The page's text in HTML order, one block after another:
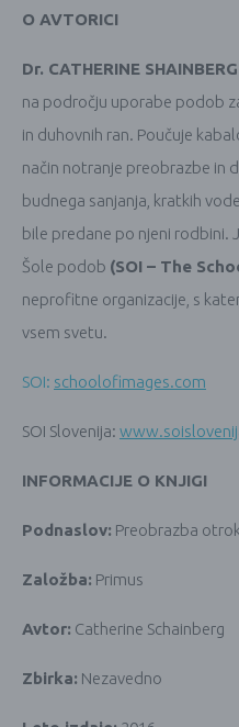
O AVTORICI
Dr. CATHERINE SHAINBERG
na področju uporabe podob
in duhovnih ran. Poučuje
način notranje preobrazbe in
budnega sanjanja, kratkih
bile predane po njeni rodbini.
Šole podob (SOI – The
neprofitne organizacije, s
vsem svetu.
SOI: schoolofimages.com
SOI Slovenija:
INFORMACIJE O KNJIGI
Podnaslov: Preobrazba
Založba: Primus
Avtor: Catherine Schainberg
Zbirka: Nezavedno